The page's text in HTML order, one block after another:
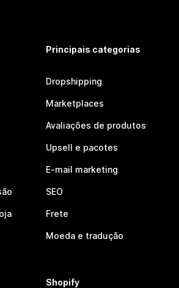
Principais categorias
Dropshipping
Marketplaces
Avaliações de produtos
Upsell e pacotes
E-mail marketing
SEO
Frete
Moeda e tradução
Shopify